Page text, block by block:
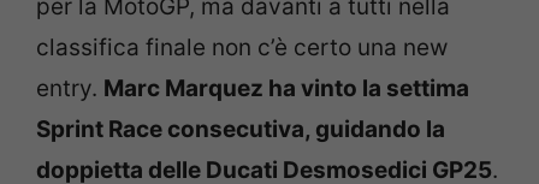
per la MotoGP, ma davanti a tutti nella
classifica finale non c’è certo una new
entry. Marc Marquez ha vinto la settima
Sprint Race consecutiva, guidando la
doppietta delle Ducati Desmosedici GP25.